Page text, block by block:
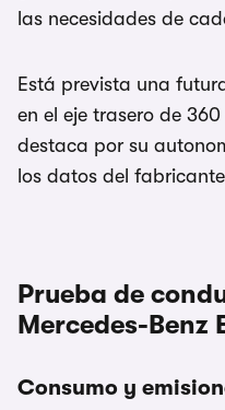
las necesidades de
Está prevista una
en el eje trasero de
destaca por su
los datos del
Prueba de
Mercedes-Benz
Consumo y